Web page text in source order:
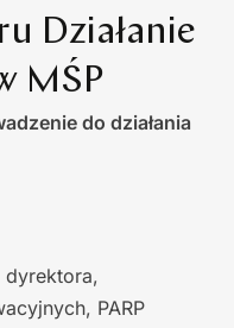
Działanie
MŚP
do działania
dyrektora,
PARP